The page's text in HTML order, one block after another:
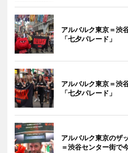
アルバルク東京＝渋
「七夕パレード」
アルバルク東京＝渋
「七夕パレード」
アルバルク東京のザ
＝渋谷センター街で